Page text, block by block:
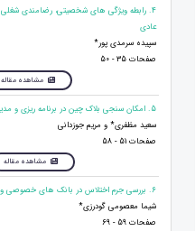
4. رابطه ‌ويژگی های شخصيتی، رضامندی شغلی
عادی
سپیده سرمدی پور*
صفحات 35 - 50
مشاهده مقاله
5. امکان سنجی بلاک چین در برنامه ریزی و مدیریت پروژه
سعید مظفری* و مریم جوزدانی
صفحات 51 - 58
مشاهده مقاله
6. بررسی جرم اختلاس در بانک های خصوصی و دولتی
شیما معصومی گودرزی*
صفحات 59 - 69